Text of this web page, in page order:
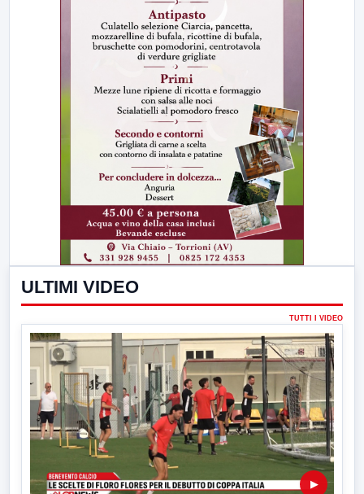
ULTIMI VIDEO
TUTTI I VIDEO
▶